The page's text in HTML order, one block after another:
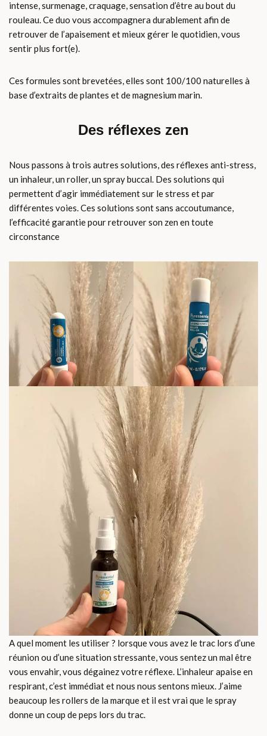
intense, surmenage, craquage, sensation d’être au bout du
rouleau. Ce duo vous accompagnera durablement afin de
retrouver de l’apaisement et mieux gérer le quotidien, vous
sentir plus fort(e).
Ces formules sont brevetées, elles sont 100/100 naturelles à
base d’extraits de plantes et de magnesium marin.
Des réflexes zen
Nous passons à trois autres solutions, des réflexes anti-stress,
un inhaleur, un roller, un spray buccal. Des solutions qui
permettent d’agir immédiatement sur le stress et par
différentes voies. Ces solutions sont sans accoutumance,
l’efficacité garantie pour retrouver son zen en toute
circonstance
A quel moment les utiliser ? lorsque vous avez le trac lors d’une
réunion ou d’une situation stressante, vous sentez un mal être
vous envahir, vous dégainez votre réflexe. L’inhaleur apaise en
respirant, c’est immédiat et nous nous sentons mieux. J’aime
beaucoup les rollers de la marque et il est vrai que le spray
donne un coup de peps lors du trac.